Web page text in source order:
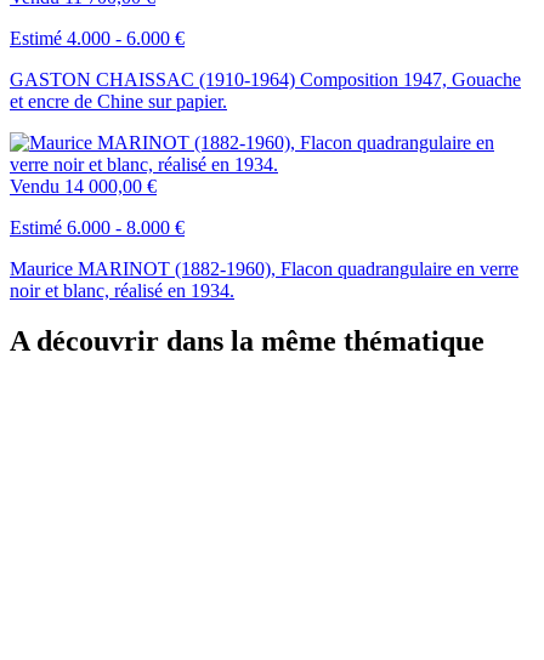
Estimé 4.000 - 6.000 €
GASTON CHAISSAC (1910-1964) Composition 1947, Gouache
et encre de Chine sur papier.
Vendu 14 000,00 €
Estimé 6.000 - 8.000 €
Maurice MARINOT (1882-1960), Flacon quadrangulaire en verre
noir et blanc, réalisé en 1934.
A découvrir dans la même thématique